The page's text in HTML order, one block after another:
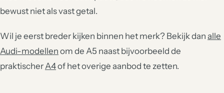
bewust niet als vast getal.
Wil je eerst breder kijken binnen het merk? Bekijk dan alle
Audi-modellen om de A5 naast bijvoorbeeld de
praktischerA4of het overige aanbod te zetten.